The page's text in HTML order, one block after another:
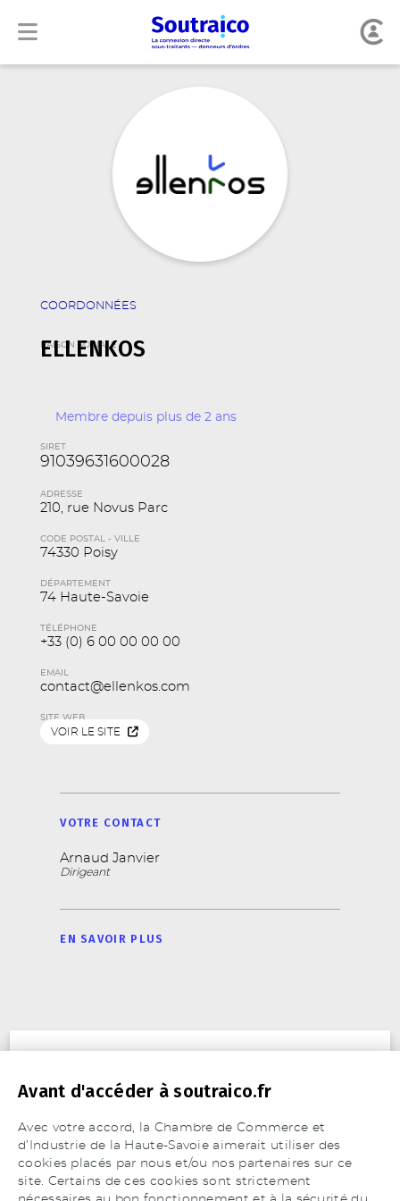
COORDONNÉES
RAISON SOCIALE
ELLENKOS
Membre depuis plus de 2 ans
SIRET
91039631600028
ADRESSE
210, rue Novus Parc
CODE POSTAL - VILLE
74330 Poisy
DÉPARTEMENT
74 Haute-Savoie
TÉLÉPHONE
+33 (0) 6 00 00 00 00
EMAIL
contact@ellenkos.com
SITE WEB
VOIR LE SITE
VOTRE CONTACT
Arnaud Janvier
Dirigeant
EN SAVOIR PLUS
Câblage électrique
Câblage électronique
MATIÈRES TRAVAILLÉES
Alliages légers
Aluminium et alliages (Duralumin, ...)
MOYENS DE PRODUCTION
Avant d'accéder à soutraico.fr
Avec votre accord, la Chambre de Commerce et
d’Industrie de la Haute-Savoie aimerait utiliser des
cookies placés par nous et/ou nos partenaires sur ce
site. Certains de ces cookies sont strictement